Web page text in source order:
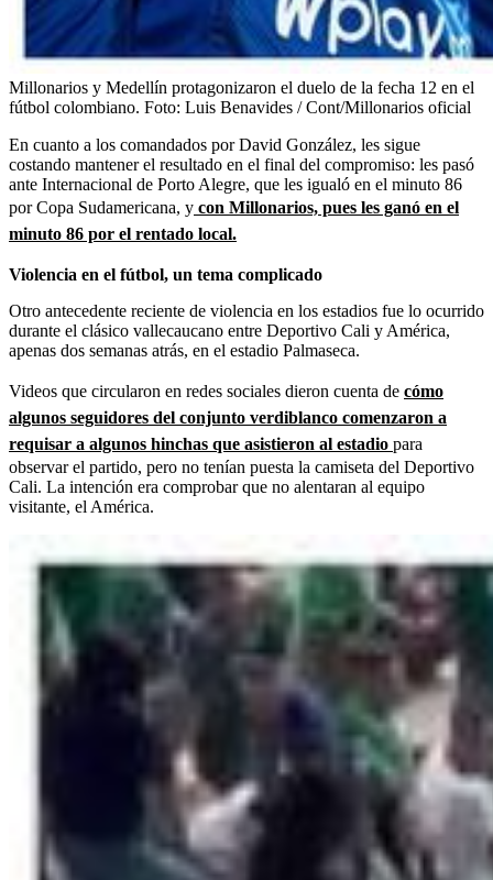
Millonarios y Medellín protagonizaron el duelo de la fecha 12 en el
fútbol colombiano. Foto: Luis Benavides / Cont/Millonarios oficial
En cuanto a los comandados por David González, les sigue
costando mantener el resultado en el final del compromiso: les pasó
ante Internacional de Porto Alegre, que les igualó en el minuto 86
por Copa Sudamericana, y con Millonarios, pues les ganó en el
minuto 86 por el rentado local.
Violencia en el fútbol, un tema complicado
Otro antecedente reciente de violencia en los estadios fue lo ocurrido
durante el clásico vallecaucano entre Deportivo Cali y América,
apenas dos semanas atrás, en el estadio Palmaseca.
Videos que circularon en redes sociales dieron cuenta de cómo
algunos seguidores del conjunto verdiblanco comenzaron a
requisar a algunos hinchas que asistieron al estadio para
observar el partido, pero no tenían puesta la camiseta del Deportivo
Cali. La intención era comprobar que no alentaran al equipo
visitante, el América.